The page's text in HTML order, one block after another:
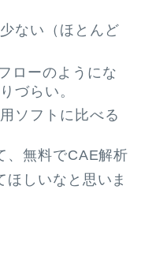
ない（ほとんど
ローのようにな
づらい。
ソフトに比べる
、無料でCAE解析
ほしいなと思いま